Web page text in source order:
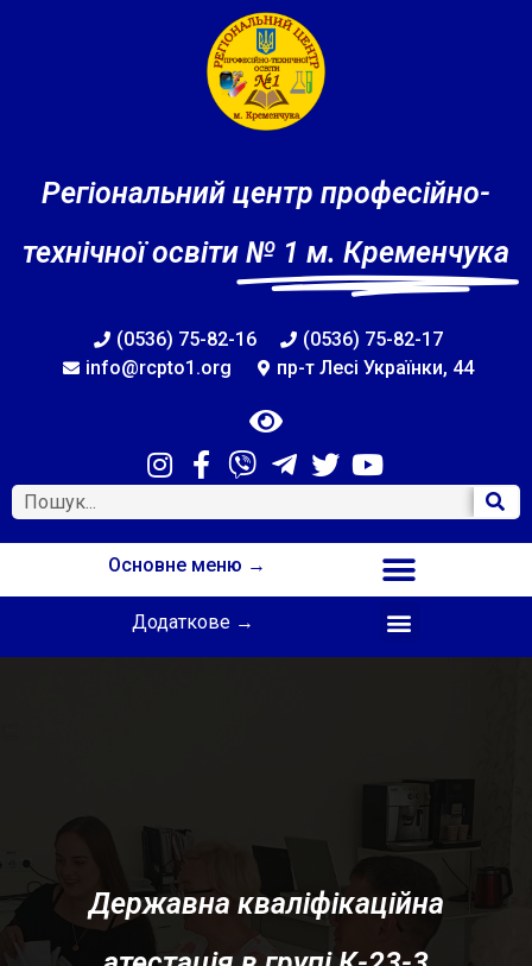
Регіональний центр професійно-
технічної освіти № 1 м. Кременчука
(0536) 75-82-16
(0536) 75-82-17
info@rcpto1.org
пр-т Лесі Українки, 44
Основне меню →
Додаткове →
Державна кваліфікаційна